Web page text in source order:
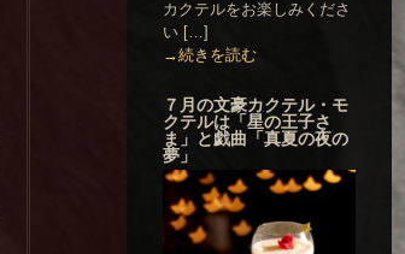
カクテルをお楽しみくださ
い […]
→続きを読む
７月の文豪カクテル・モ
クテルは「星の王子さ
ま」と戯曲「真夏の夜の
夢」